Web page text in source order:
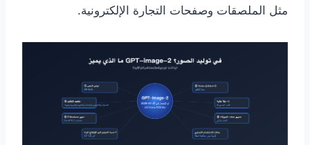
مثل الملصقات وصفحات التجارة الإلكترونية.